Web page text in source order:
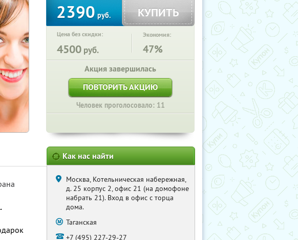
2390руб. КУПИТЬ
Цена без скидки:
4500 руб.
Экономия:
47%
Акция завершилась
ПОВТОРИТЬ АКЦИЮ
Человек проголосовало: 11
Как нас найти
Москва, Котельническая набережная,
д. 25 корпус 2, офис 21 (на домофоне
набрать 21). Вход в офис с торца
дома.
Таганская
+7 (495) 227-29-27